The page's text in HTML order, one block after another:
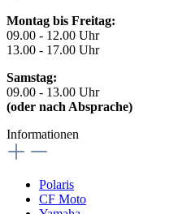
Montag bis Freitag:
09.00 - 12.00 Uhr
13.00 - 17.00 Uhr
Samstag:
09.00 - 13.00 Uhr
(oder nach Absprache)
Informationen
Polaris
CF Moto